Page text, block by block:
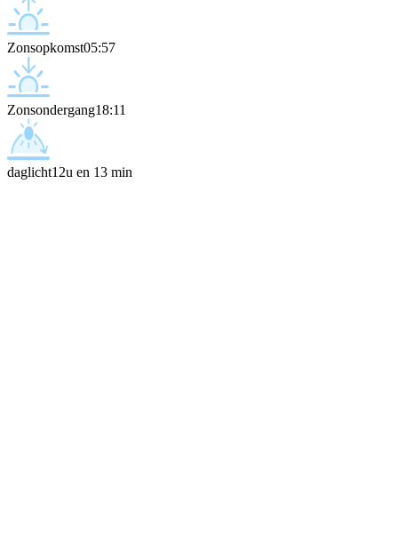
Zonsopkomst05:57
Zonsondergang18:11
daglicht12u en 13 min